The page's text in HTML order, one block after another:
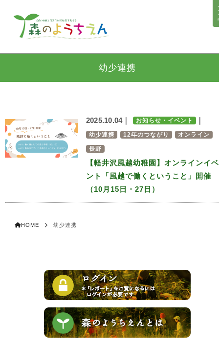
幼少連携
2025.10.04｜ お知らせ・イベント ｜
幼少連携 12年のつながり オンライン
長野
【軽井沢風越幼稚園】オンラインイベ
ント「風越で働くということ」開催
（10月15日・27日）
HOME 幼少連携